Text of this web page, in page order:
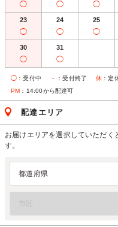
◯ ◯ ◯
23
◯
24
◯
25
◯
30
◯
31
◯
◯ ：受付中 － ：受付終了 休 ：定
PM ：14:00から配達可
配達エリア
お届けエリアを選択していただく
す。